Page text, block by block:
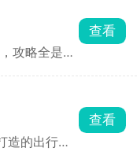
“宠物快
安全设施，
机、价格透
包车及多种
攻略全是本
线，价格比
行搭子，一
查看
造的出行导
查看